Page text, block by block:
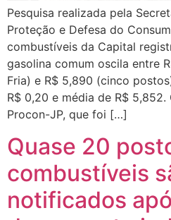
Pesquisa realizada pela
Proteção e Defesa do
combustíveis da Capital
gasolina comum oscila entre
Fria) e R$ 5,890 (cinco
R$ 0,20 e média de R$
Procon-JP, que foi […]
Quase 20
combustíveis
notificados